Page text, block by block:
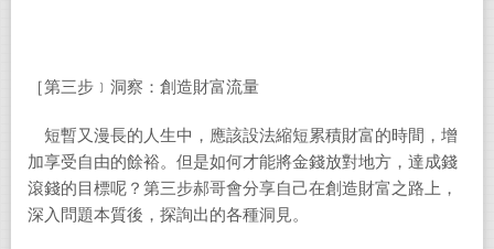
［第三步﹞洞察：創造財富流量
短暫又漫長的人生中，應該設法縮短累積財富的時間，增
加享受自由的餘裕。但是如何才能將金錢放對地方，達成錢
滾錢的目標呢？第三步郝哥會分享自己在創造財富之路上，
深入問題本質後，探詢出的各種洞見。